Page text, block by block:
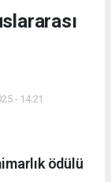
- 14:21
ödülü